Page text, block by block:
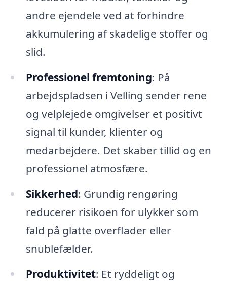
andre ejendele ved at forhindre
akkumulering af skadelige stoffer og
slid.
Professionel fremtoning: På
arbejdspladsen i Velling sender rene
og velplejede omgivelser et positivt
signal til kunder, klienter og
medarbejdere. Det skaber tillid og en
professionel atmosfære.
Sikkerhed: Grundig rengøring
reducerer risikoen for ulykker som
fald på glatte overflader eller
snublefælder.
Produktivitet: Et ryddeligt og